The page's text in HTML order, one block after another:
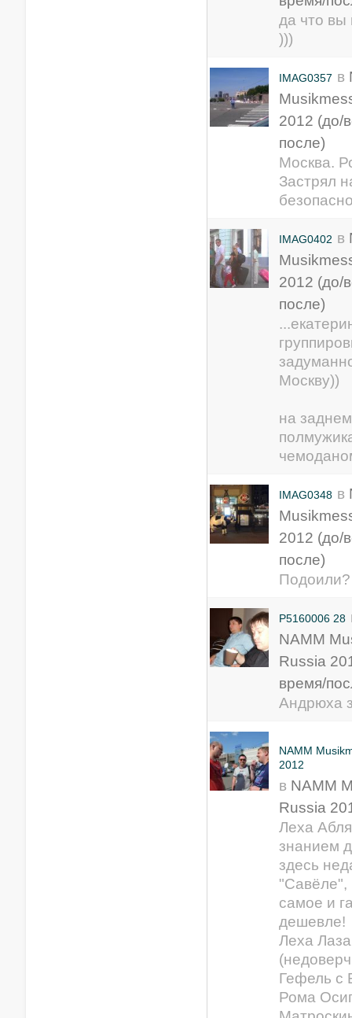
да что вы
)))
IMAG0357 в
2012 (до/
после)
Москва.
Застрял
IMAG0402 в
2012 (до/
после)
Москву))
на
IMAG0348 в
2012 (до/
после)
P5160006 28
NAMM
Russia
время/
Андрюха
NAMM
2012
в NAMM
Russia
Леха
знанием
здесь
"Савёле",
самое и
дешевле!
Леха
Гефель с
Рома